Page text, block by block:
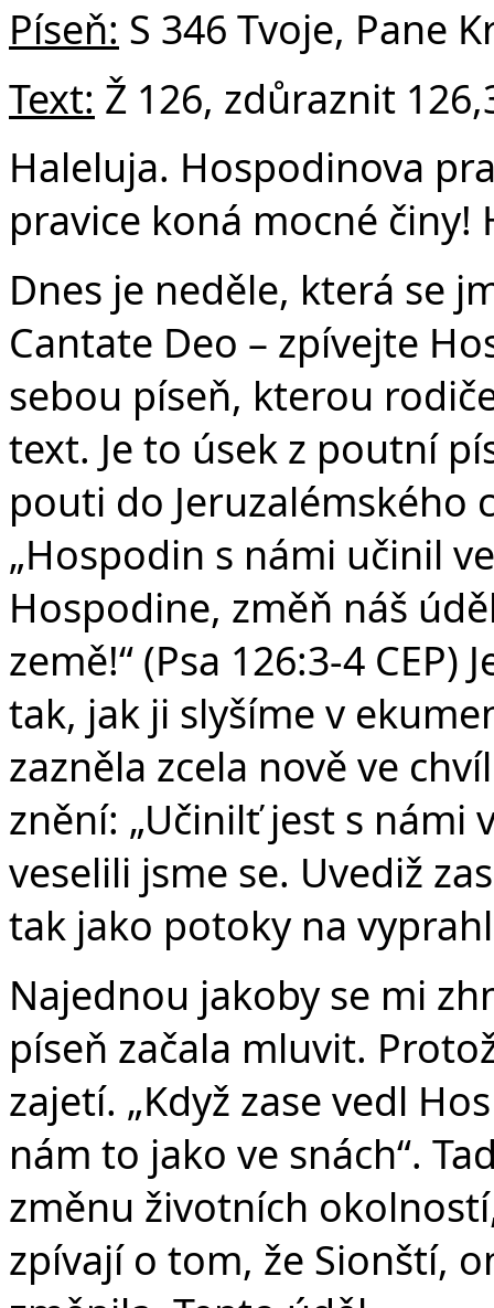
Píseň: S 346 Tvoje, Pane
Text: Ž 126, zdůraznit
Haleluja. Hospodinova
pravice koná mocné činy!
Dnes je neděle, která se
Cantate Deo – zpívejte
sebou píseň, kterou
text. Je to úsek z poutní
pouti do Jeruzalémského
„Hospodin s námi učinil
Hospodine, změň náš
země!“ (Psa 126:3-4
tak, jak ji slyšíme v
zazněla zcela nově ve
znění: „Učinilť jest s námi
veselili jsme se. Uvediž
tak jako potoky na
Najednou jakoby se mi
píseň začala mluvit.
zajetí. „Když zase vedl
nám to jako ve snách“.
změnu životních
zpívají o tom, že Sionští,